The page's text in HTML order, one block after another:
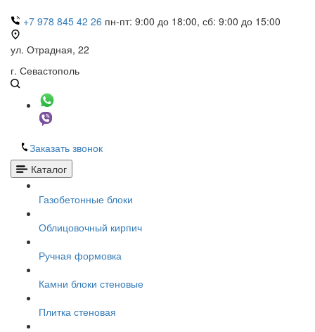
+7 978 845 42 26 пн-пт: 9:00 до 18:00, сб: 9:00 до 15:00
ул. Отрадная, 22
г. Севастополь
Заказать звонок
Каталог
Газобетонные блоки
Облицовочный кирпич
Ручная формовка
Камни блоки стеновые
Плитка стеновая